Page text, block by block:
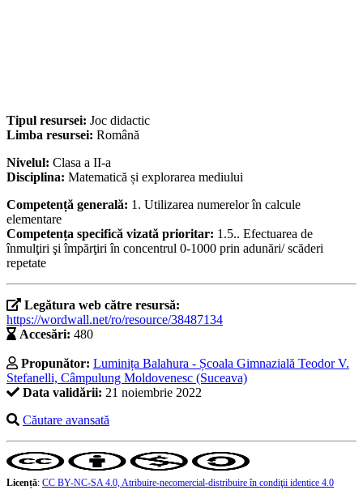
Tipul resursei: Joc didactic
Limba resursei: Română
Nivelul: Clasa a II-a
Disciplina: Matematică și explorarea mediului
Competență generală: 1. Utilizarea numerelor în calcule
elementare
Competența specifică vizată prioritar: 1.5.. Efectuarea de
înmulţiri şi împărţiri în concentrul 0-1000 prin adunări/ scăderi
repetate
Legătura web către resursă:
https://wordwall.net/ro/resource/38487134
Accesări: 480
Propunător: Luminița Balahura - Școala Gimnazială Teodor V.
Stefanelli, Câmpulung Moldovenesc (Suceava)
Data validării: 21 noiembrie 2022
Căutare avansată
Licență: CC BY-NC-SA 4.0, Atribuire-necomercial-distribuire în condiţii identice 4.0